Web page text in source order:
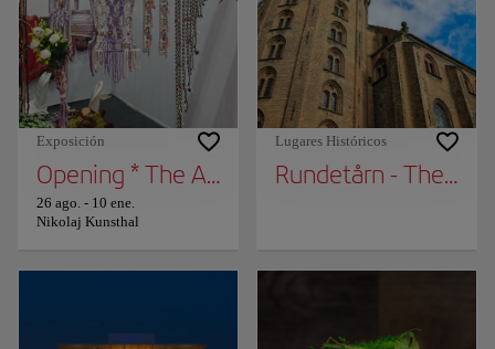
Exposición
Opening * The Answer * Maria Wæhrens
26 ago. - 10 ene.
Nikolaj Kunsthal
Lugares Históricos
Rundetårn - The